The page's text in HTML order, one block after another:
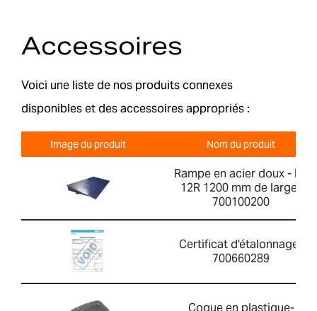
Accessoires
Voici une liste de nos produits connexes
disponibles et des accessoires appropriés :
Image du produit Nom du produit
Rampe en acier doux - PT
12R 1200 mm de large-
700100200
Certificat d'étalonnage-
700660289
Coque en plastique-